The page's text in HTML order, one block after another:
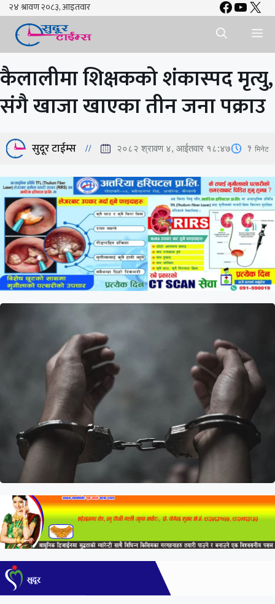
Skip
content
X
कैलालीमा शिक्षकको शंकास्पद मृत्यु,
संगै खाजा खाएका तीन जना पक्राउ
सुदूर टाईम्स २०८२ श्रावण ४, आईतवार १८:४७ 1 मिनेट